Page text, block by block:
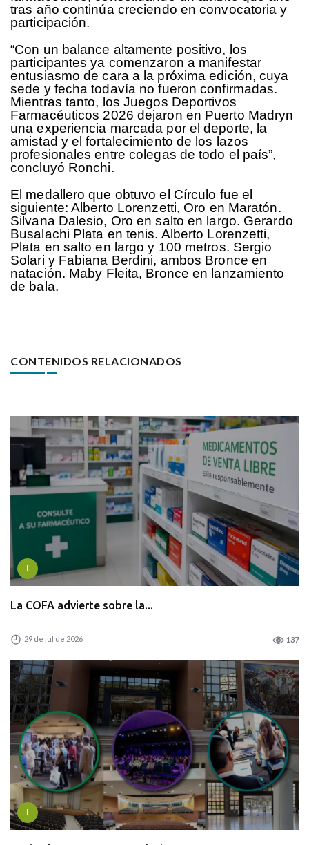
tras año continúa creciendo en convocatoria y
participación.
“Con un balance altamente positivo, los
participantes ya comenzaron a manifestar
entusiasmo de cara a la próxima edición, cuya
sede y fecha todavía no fueron confirmadas.
Mientras tanto, los Juegos Deportivos
Farmacéuticos 2026 dejaron en Puerto Madryn
una experiencia marcada por el deporte, la
amistad y el fortalecimiento de los lazos
profesionales entre colegas de todo el país”,
concluyó Ronchi.
El medallero que obtuvo el Círculo fue el
siguiente: Alberto Lorenzetti, Oro en Maratón.
Silvana Dalesio, Oro en salto en largo. Gerardo
Busalachi Plata en tenis. Alberto Lorenzetti,
Plata en salto en largo y 100 metros. Sergio
Solari y Fabiana Berdini, ambos Bronce en
natación. Maby Fleita, Bronce en lanzamiento
de bala.
CONTENIDOS RELACIONADOS
I
La COFA advierte sobre la...
29 de jul de 2026 137
I